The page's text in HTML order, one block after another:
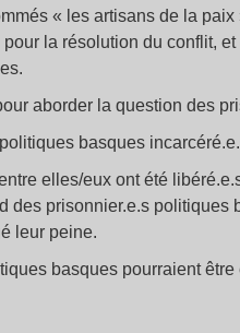
« les artisans de la
la résolution du conflit,
aborder la question des
basques
elles/eux ont été
des prisonnier.e.s
leur peine.
basques pourraient